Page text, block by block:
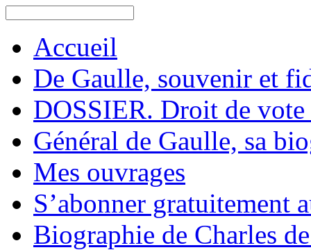
Accueil
De Gaulle, souvenir et
DOSSIER. Droit de vote
Général de Gaulle, sa
Mes ouvrages
S’abonner gratuitement
Biographie de Charles